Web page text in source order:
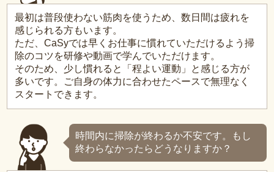
最初は普段使わない筋肉を使うため、数日間は疲れを
感じられる方もいます。
ただ、CaSyでは早くお仕事に慣れていただけるよう掃
除のコツを研修や動画で学んでいただけます。
そのため、少し慣れると「程よい運動」と感じる方が
多いです。ご自身の体力に合わせたペースで無理なく
スタートできます。
時間内に掃除が終わるか不安です。もし
終わらなかったらどうなりますか？